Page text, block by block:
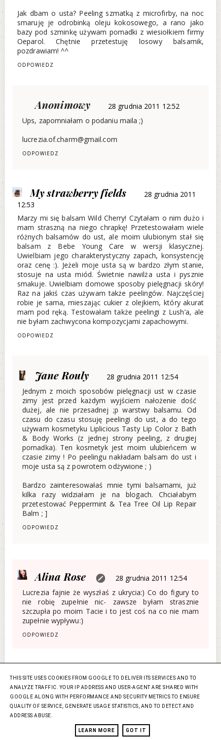
Jak dbam o usta? Peeling szmatką z microfirby, na noc
smaruję je odrobinką oleju kokosowego, a rano jako
bazy pod szminkę używam pomadki z wiesiołkiem firmy
Oeparol. Chętnie przetestuję losowy balsamik,
pozdrawiam! ^^
ODPOWIEDZ
Anonimowy
28 grudnia 2011 12:52
Ups, zapomniałam o podaniu maila ;)
lucrezia.of.charm@gmail.com
ODPOWIEDZ
My strawberry fields
28 grudnia 2011
12:53
Marzy mi się balsam Wild Cherry! Czytałam o nim dużo i
mam straszną na niego chrapkę! Przetestowałam wiele
różnych balsamów do ust, ale moim ulubionym stał się
balsam z Bebe Young Care w wersji klasycznej.
Uwielbiam jego charakterystyczny zapach, konsystencję
oraz cenę :). Jeżeli moje usta są w bardzo złym stanie,
stosuje na usta miód. Świetnie nawilża usta i pysznie
smakuje. Uwielbiam domowe sposoby pielęgnacji skóry!
Raz na jakiś czas używam także peelingów. Najczęściej
robie je sama, mieszając cukier z olejkiem, który akurat
mam pod ręką. Testowałam także peelingi z Lush’a, ale
nie byłam zachwycona kompozycjami zapachowymi.
ODPOWIEDZ
Jane Rouly
28 grudnia 2011 12:54
Jednym z moich sposobów pielęgnacji ust w czasie
zimy jest przed każdym wyjściem nałożenie dość
dużej, ale nie przesadnej ;p warstwy balsamu. Od
czasu do czasu stosuję peelingi do ust, a do tego
używam kosmetyku Liplicious Tasty Lip Color z Bath
& Body Works (z jednej strony peeling, z drugiej
pomadka). Ten kosmetyk jest moim ulubieńcem w
czasie zimy ! Po peelingu nakładam balsam do ust i
moje usta są z powrotem odżywione ; )
Bardzo zainteresowałaś mnie tymi balsamami, już
kilka razy widziałam je na blogach. Chciałabym
przetestować Peppermint & Tea Tree Oil Lip Repair
Balm ; ]
ODPOWIEDZ
Alina Rose
28 grudnia 2011 12:54
Lucrezia fajnie że wyszłaś z ukrycia:) Co do figury to
nie robię zupełnie nic- zawsze byłam strasznie
szczupła po moim Tacie i to jest coś na co nie mam
zupełnie wypływu:)
ODPOWIEDZ
Anonimowy
28 grudnia 2011 12:55
Witaj :) hm.. napiszę krótko i na temat ,
http://www.doz.pl/apteka/p3696-
LS_pomadka_bananowa_4_g zamawiam tą pomadke
juz długi czas. kosztuje 3 zł. a jets niesamowita..
moza zapach jest niezbyt, ale to co robi z ustami to
THIS SITE USES COOKIES FROM GOOGLE TO DELIVER ITS SERVICES AND TO
ANALYZE TRAFFIC. YOUR IP ADDRESS AND USER-AGENT ARE SHARED WITH
GOOGLE ALONG WITH PERFORMANCE AND SECURITY METRICS TO ENSURE
QUALITY OF SERVICE, GENERATE USAGE STATISTICS, AND TO DETECT AND
ADDRESS ABUSE.
LEARN MORE GOT IT